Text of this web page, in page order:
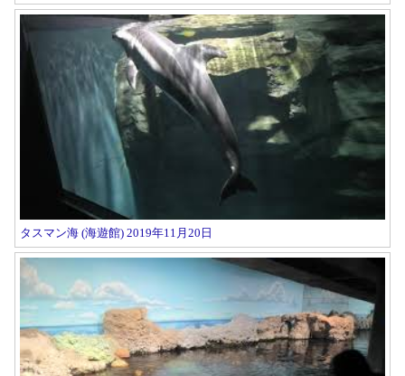
タスマン海 (海遊館) 2019年11月20日